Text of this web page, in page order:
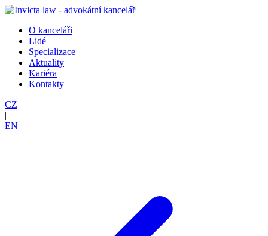
O kanceláři
Lidé
Specializace
Aktuality
Kariéra
Kontakty
CZ
|
EN